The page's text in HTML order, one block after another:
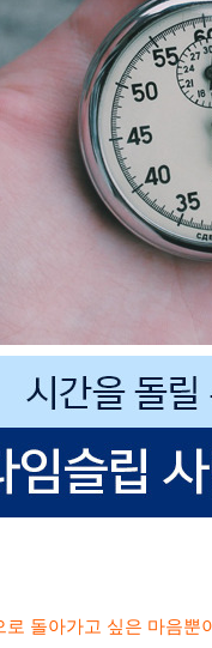
돌아가고 싶은 마음뿐